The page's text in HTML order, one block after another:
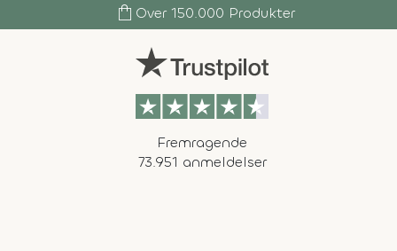
shopping_bag Over 150.000 Produkter
Fremragende
73.951 anmeldelser